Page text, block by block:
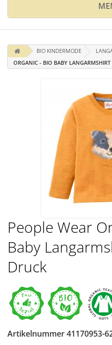
BIO KINDERMODE
ORGANIC - BIO BABY
People Wear
Baby
Druck
Artikelnummer41170953-